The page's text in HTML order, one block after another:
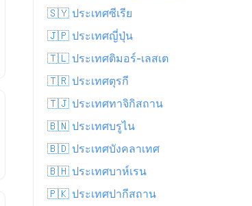
🇸🇾 ประเทศซีเรีย
🇯🇵 ประเทศญี่ปุ่น
🇹🇱 ประเทศติมอร์-เลสเต
🇹🇷 ประเทศตุรกี
🇹🇯 ประเทศทาจิกิสถาน
🇧🇳 ประเทศบรูไน
🇧🇩 ประเทศบังคลาเทศ
🇧🇭 ประเทศบาห์เรน
🇵🇰 ประเทศปากีสถาน